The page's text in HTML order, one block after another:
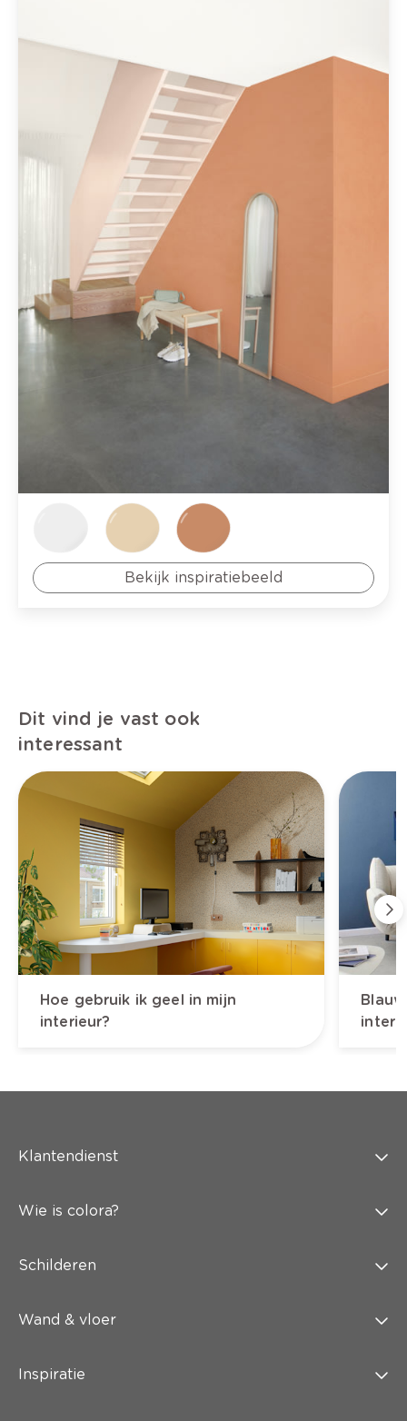
Bekijk inspiratiebeeld
Dit vind je vast ook
interessant
Hoe gebruik ik geel in mijn
interieur?
Klantendienst
Wie is colora?
Schilderen
Wand & vloer
Inspiratie